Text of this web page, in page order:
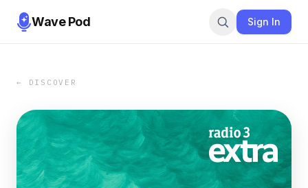
Wave Pod Sign In
← DISCOVER